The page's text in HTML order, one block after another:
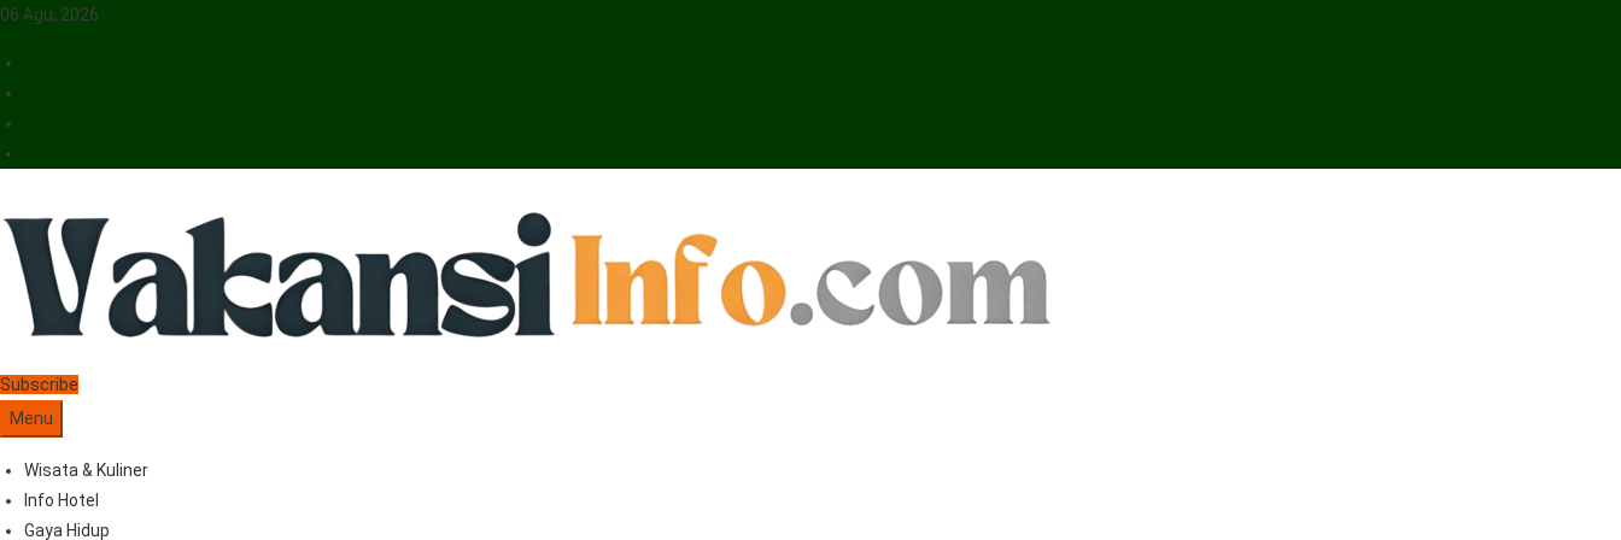
06 Agu, 2026
Vakansiinfo
Menyajikan Berita Serta Informasi Seputar Pariwisata Dan Hotel
Subscribe
Menu
Wisata & Kuliner
Info Hotel
Gaya Hidup